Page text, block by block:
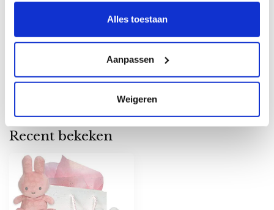
Alles toestaan
Aanpassen
Weigeren
Personaliseer je cadeau met een
persoonlijk bericht
Maak je cadeau nog specialer! Vul hierboven
dat deze bij het pakket toegevoegd wordt.
Recent bekeken